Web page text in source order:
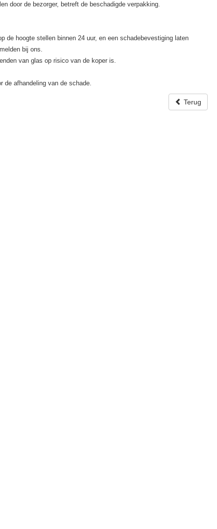
door de bezorger, betreft de beschadigde verpakking.
de hoogte stellen binnen 24 uur, en een schadebevestiging laten
bij ons.
van glas op risico van de koper is.
de afhandeling van de schade.
Terug